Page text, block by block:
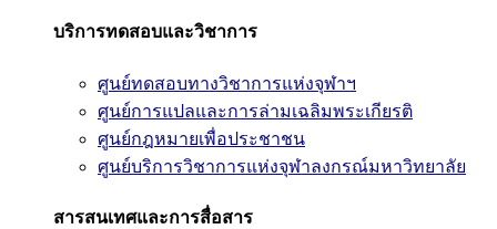
บริการทดสอบและวิชาการ
ศูนย์ทดสอบทางวิชาการแห่งจุฬาฯ
ศูนย์การแปลและการล่ามเฉลิมพระเกียรติ
ศูนย์กฎหมายเพื่อประชาชน
ศูนย์บริการวิชาการแห่งจุฬาลงกรณ์มหาวิทยาลัย
สารสนเทศและการสื่อสาร